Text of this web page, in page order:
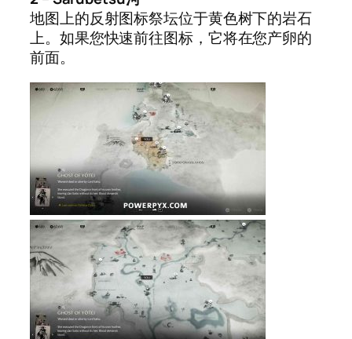
地图上的反射图标祭坛位于黄色树下的岩石
上。如果您快速前往图标，它将在您产卵的
前面。